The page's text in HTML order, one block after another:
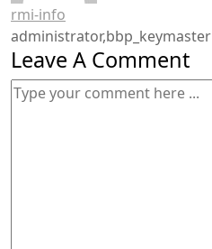
rmi-info
administrator,bbp_keymaster
Leave A Comment